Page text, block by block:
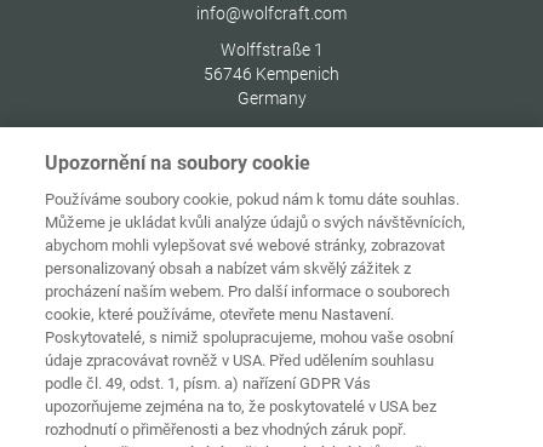
info@wolfcraft.com
Wolffstraße 1
56746 Kempenich
Germany
Domovská
stránka Kontakt Tiráž
Ochrana
osobních
Pravidla a
podmínky
Zásady
používání
souborů
cookie Přihlásit
Prohlášení o
bezbariérovosti
Upozornění na soubory cookie
Používáme soubory cookie, pokud nám k tomu dáte souhlas.
Můžeme je ukládat kvůli analýze údajů o svých návštěvnících,
abychom mohli vylepšovat své webové stránky, zobrazovat
personalizovaný obsah a nabízet vám skvělý zážitek z
procházení naším webem. Pro další informace o souborech
cookie, které používáme, otevřete menu Nastavení.
Poskytovatelé, s nimiž spolupracujeme, mohou vaše osobní
údaje zpracovávat rovněž v USA. Před udělením souhlasu
podle čl. 49, odst. 1, písm. a) nařízení GDPR Vás
upozorňujeme zejména na to, že poskytovatelé v USA bez
rozhodnutí o přiměřenosti a bez vhodných záruk popř.